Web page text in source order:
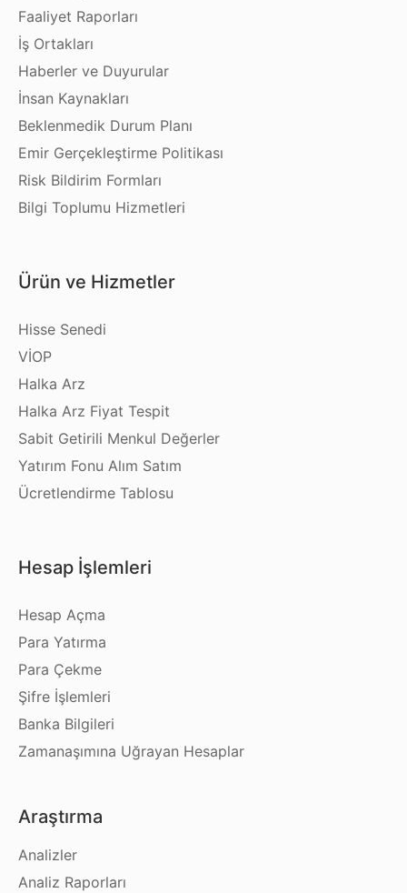
Faaliyet Raporları
İş Ortakları
Haberler ve Duyurular
İnsan Kaynakları
Beklenmedik Durum Planı
Emir Gerçekleştirme Politikası
Risk Bildirim Formları
Bilgi Toplumu Hizmetleri
Ürün ve Hizmetler
Hisse Senedi
VİOP
Halka Arz
Halka Arz Fiyat Tespit
Sabit Getirili Menkul Değerler
Yatırım Fonu Alım Satım
Ücretlendirme Tablosu
Hesap İşlemleri
Hesap Açma
Para Yatırma
Para Çekme
Şifre İşlemleri
Banka Bilgileri
Zamanaşımına Uğrayan Hesaplar
Araştırma
Analizler
Analiz Raporları